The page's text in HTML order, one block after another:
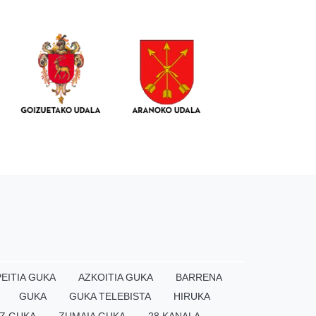
GUKA AZKOITIA GUKA
BARRENA
GUKA
GUKA TELEBISTA
HIRUKA